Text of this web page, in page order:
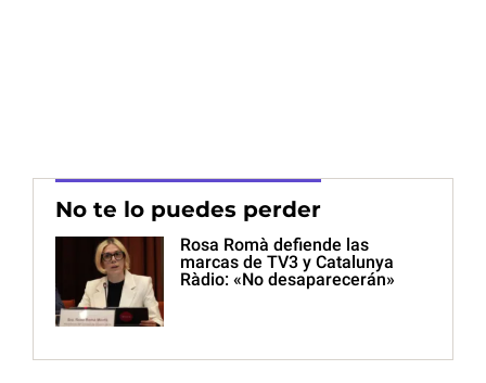
No te lo puedes perder
Rosa Romà defiende las
marcas de TV3 y Catalunya
Ràdio: «No desaparecerán»